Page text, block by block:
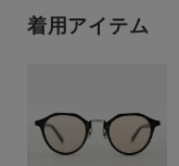
着用アイテム